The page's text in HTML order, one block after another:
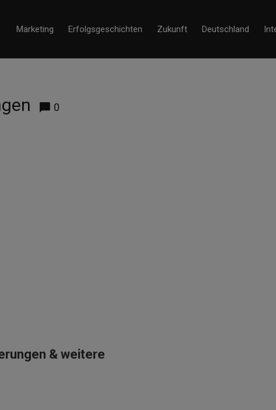
Marketing Erfolgsgeschichten Zukunft Deutschland
0
& weitere